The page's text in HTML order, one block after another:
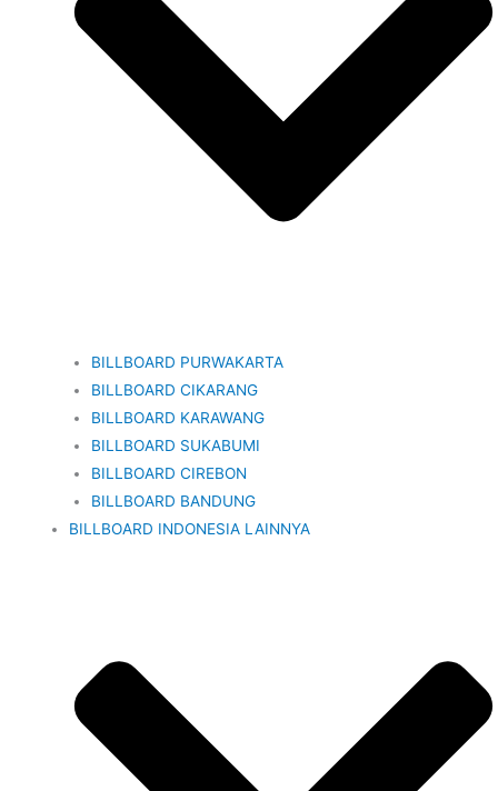
BILLBOARD PURWAKARTA
BILLBOARD CIKARANG
BILLBOARD KARAWANG
BILLBOARD SUKABUMI
BILLBOARD CIREBON
BILLBOARD BANDUNG
BILLBOARD INDONESIA LAINNYA